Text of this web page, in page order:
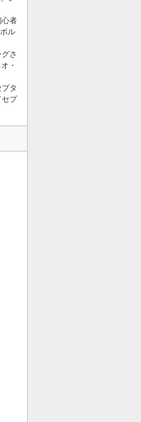
心者
ル
さ
・
プタ
セプ